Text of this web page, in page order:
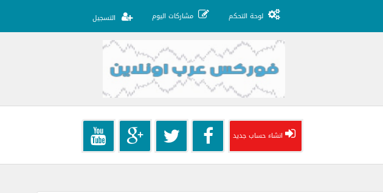
لوحة التحكم مشاركات اليوم التسجيل
انشاء حساب جديد